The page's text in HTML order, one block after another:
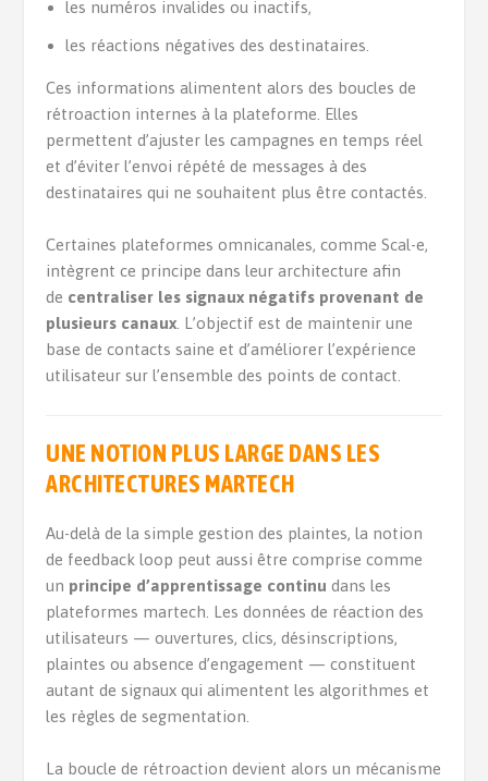
les numéros invalides ou inactifs,
les réactions négatives des destinataires.
Ces informations alimentent alors des boucles de
rétroaction internes à la plateforme. Elles
permettent d’ajuster les campagnes en temps réel
et d’éviter l’envoi répété de messages à des
destinataires qui ne souhaitent plus être contactés.
Certaines plateformes omnicanales, comme Scal-e,
intègrent ce principe dans leur architecture afin
de centraliser les signaux négatifs provenant de
plusieurs canaux . L’objectif est de maintenir une
base de contacts saine et d’améliorer l’expérience
utilisateur sur l’ensemble des points de contact.
UNE NOTION PLUS LARGE DANS LES
ARCHITECTURES MARTECH
Au-delà de la simple gestion des plaintes, la notion
de feedback loop peut aussi être comprise comme
un principe d’apprentissage continu dans les
plateformes martech. Les données de réaction des
utilisateurs — ouvertures, clics, désinscriptions,
plaintes ou absence d’engagement — constituent
autant de signaux qui alimentent les algorithmes et
les règles de segmentation.
La boucle de rétroaction devient alors un mécanisme